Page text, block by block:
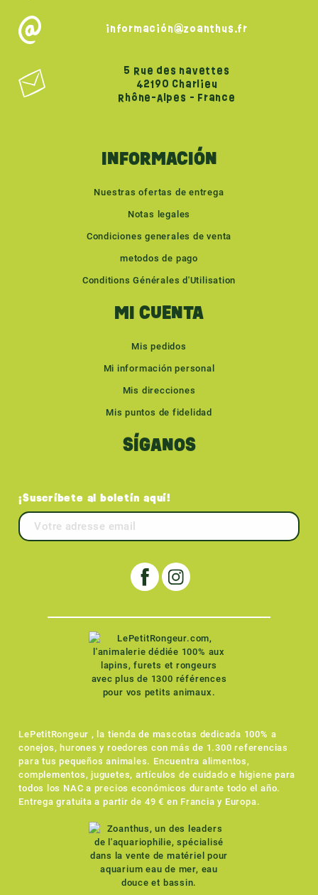
información@zoanthus.fr
5 Rue des navettes
42190 Charlieu
Rhône-Alpes - France
INFORMACIÓN
Nuestras ofertas de entrega
Notas legales
Condiciones generales de venta
metodos de pago
Conditions Générales d'Utilisation
MI CUENTA
Mis pedidos
Mi información personal
Mis direcciones
Mis puntos de fidelidad
SÍGANOS
¡Suscríbete al boletín aquí!
LePetitRongeur , la tienda de mascotas dedicada 100% a
conejos, hurones y roedores con más de 1.300 referencias
para tus pequeños animales. Encuentra alimentos,
complementos, juguetes, artículos de cuidado e higiene para
todos los NAC a precios económicos durante todo el año.
Entrega gratuita a partir de 49 € en Francia y Europa.